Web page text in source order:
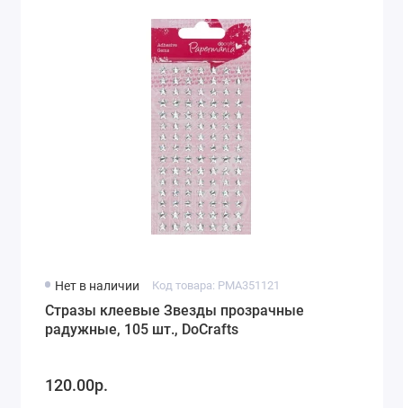
Нет в наличии Код товара: PMA351121
Стразы клеевые Звезды прозрачные
радужные, 105 шт., DoCrafts
120.00р.